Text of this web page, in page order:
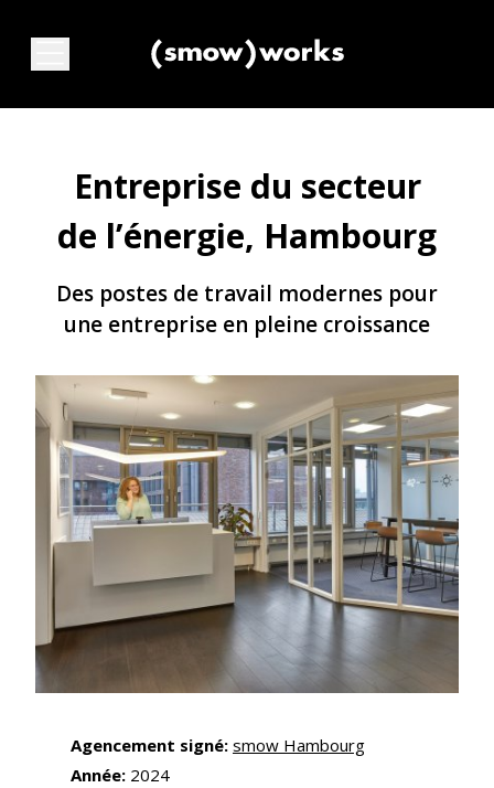
Entreprise du secteur
de l’énergie, Hambourg
Des postes de travail modernes pour
une entreprise en pleine croissance
Agencement signé: smow Hambourg
Année: 2024